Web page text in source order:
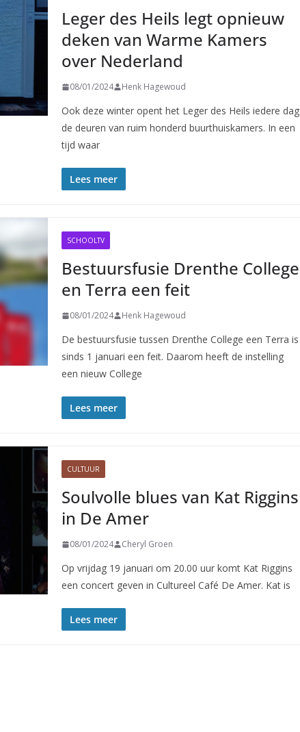
Leger des Heils legt opnieuw
deken van Warme Kamers
over Nederland
08/01/2024 Henk Hagewoud
Ook deze winter opent het Leger des Heils iedere dag
de deuren van ruim honderd buurthuiskamers. In een
tijd waar
Lees meer
SCHOOLTV
Bestuursfusie Drenthe College
en Terra een feit
08/01/2024 Henk Hagewoud
De bestuursfusie tussen Drenthe College een Terra is
sinds 1 januari een feit. Daarom heeft de instelling
een nieuw College
Lees meer
CULTUUR
Soulvolle blues van Kat Riggins
in De Amer
08/01/2024 Cheryl Groen
Op vrijdag 19 januari om 20.00 uur komt Kat Riggins
een concert geven in Cultureel Café De Amer. Kat is
Lees meer